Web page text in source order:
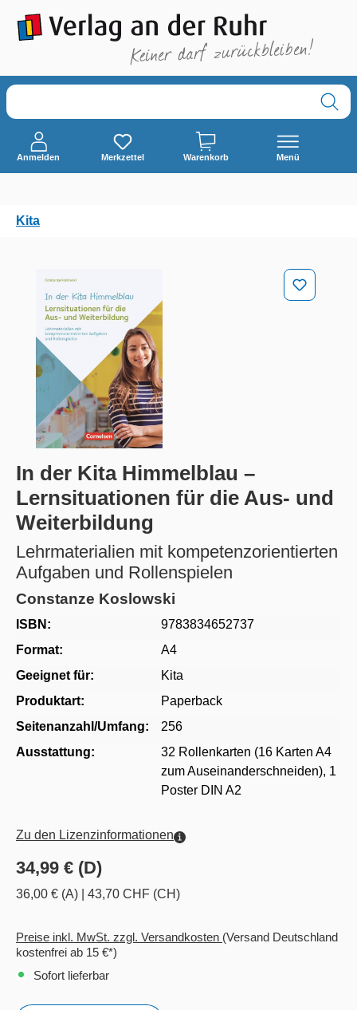
springen
Anmelden Merkzettel Warenkorb Menü
Kita
Bildergalerie überspringen
In der Kita Himmelblau –
Lernsituationen für die Aus- und
Weiterbildung
Lehrmaterialien mit kompetenzorientierten
Aufgaben und Rollenspielen
Constanze Koslowski
ISBN:
9783834652737
Format:
A4
Geeignet für:
Kita
Produktart:
Paperback
Seitenanzahl/Umfang:
256
Ausstattung:
32 Rollenkarten (16 Karten A4
zum Auseinanderschneiden), 1
Poster DIN A2
Zu den Lizenzinformationen
34,99 € (D)
36,00 € (A) 43,70 CHF (CH)
Preise inkl. MwSt. zzgl. Versandkosten (Versand Deutschland
kostenfrei ab 15 €*)
Sofort lieferbar